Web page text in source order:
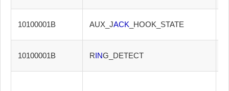
10100001B AUX_JACK _HOOK_STATE
10100001B RING_DETECT